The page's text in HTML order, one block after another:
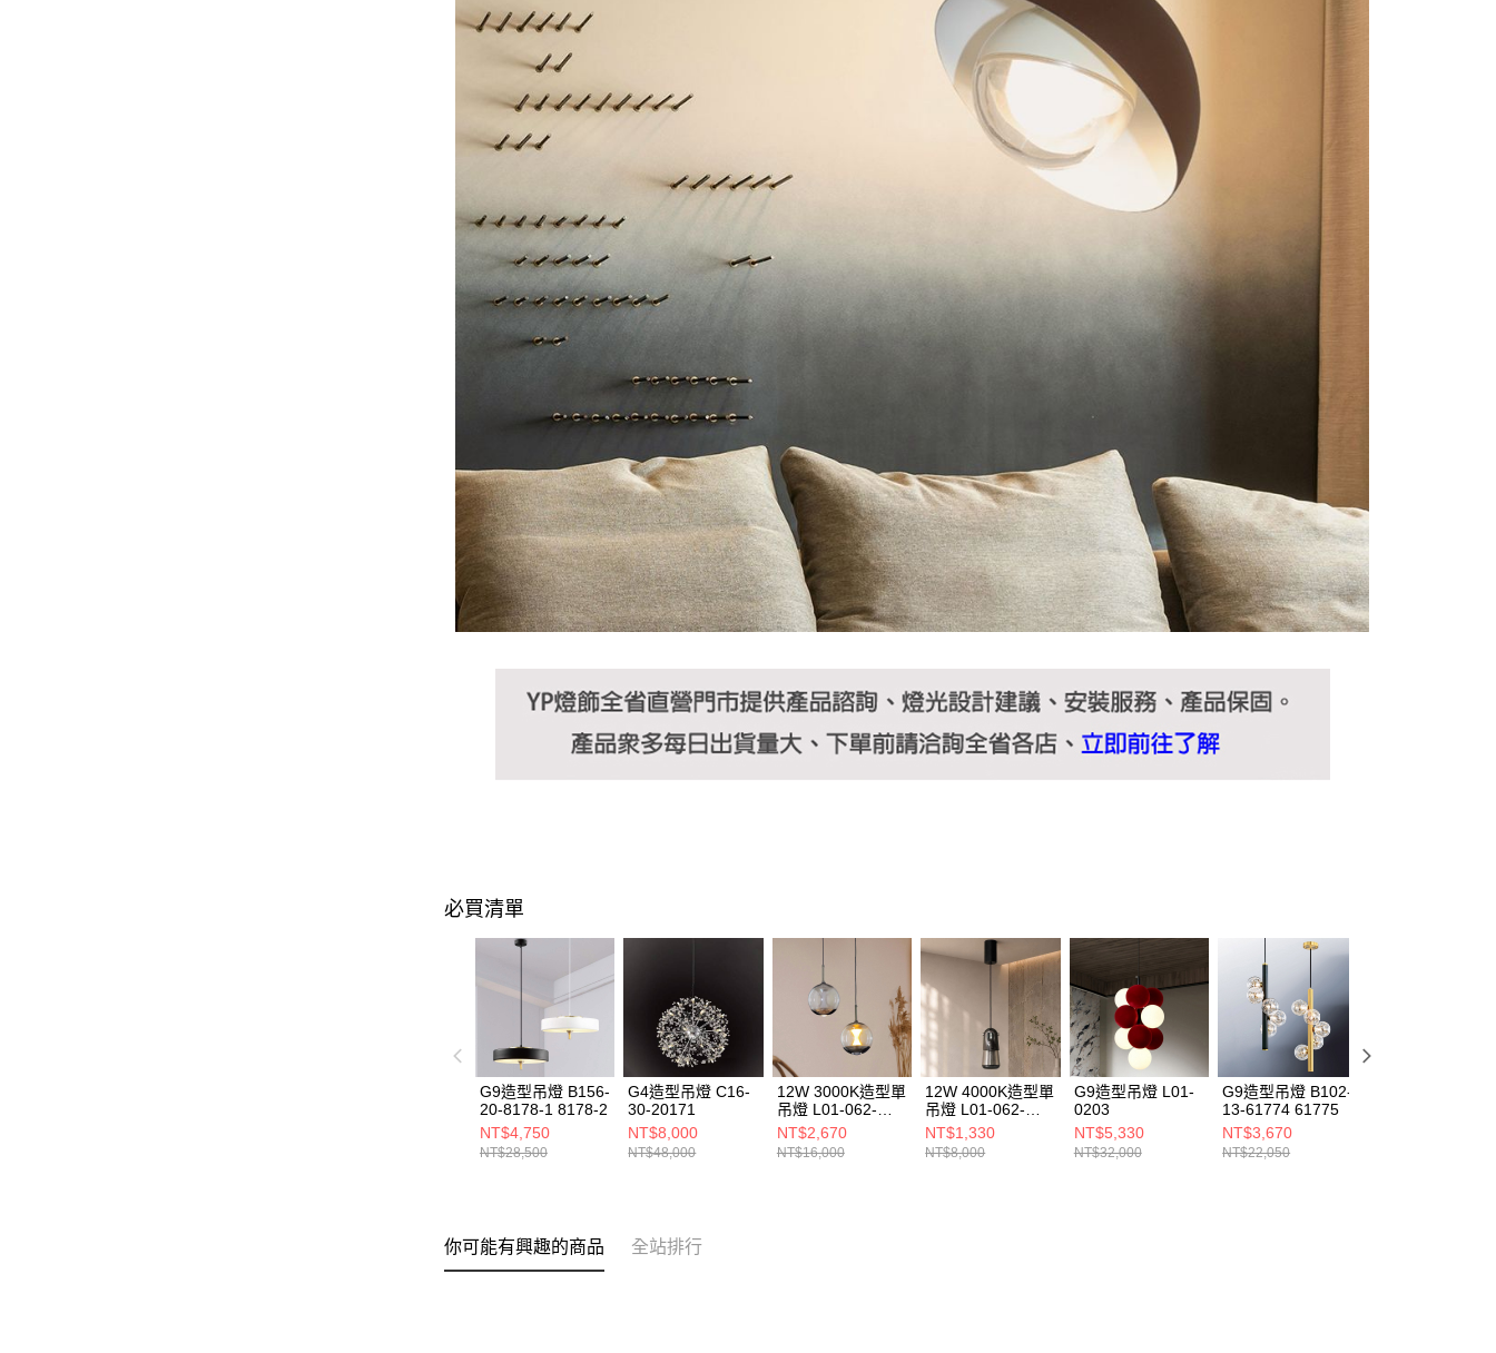
必買清單
G9造型吊燈 B156-
20-8178-1 8178-2
NT$4,750
NT$28,500
G4造型吊燈 C16-
30-20171
NT$8,000
NT$48,000
12W 3000K造型單
吊燈 L01-062-
1353
NT$2,670
NT$16,000
12W 4000K造型單
吊燈 L01-062-
1314
NT$1,330
NT$8,000
G9造型吊燈 L01-
0203
NT$5,330
NT$32,000
G9造型吊燈 B102-
13-61774 61775
NT$3,670
NT$22,050
你可能有興趣的商品 全站排行